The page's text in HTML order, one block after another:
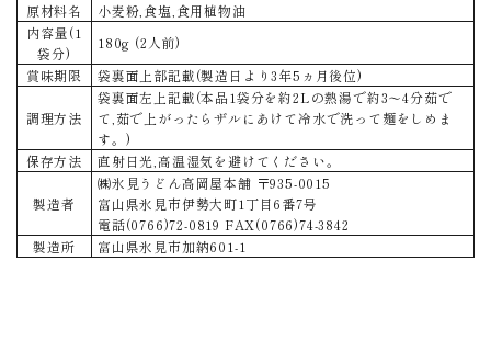
原材料名
小麦粉,食塩,食用植物油
内容量(1
袋分)
180g (2人前)
賞味期限
袋裏面上部記載(製造日より3年5ヵ月後位)
調理方法
袋裏面左上記載(本品1袋分を約2Lの熱湯で約3～4分茹で
て,茹で上がったらザルにあけて冷水で洗って麺をしめま
す。)
保存方法
直射日光,高温湿気を避けてください。
製造者
㈱氷見うどん高岡屋本舗 〒935-0015
富山県氷見市伊勢大町1丁目6番7号
電話(0766)72-0819 FAX(0766)74-3842
製造所
富山県氷見市加納601-1